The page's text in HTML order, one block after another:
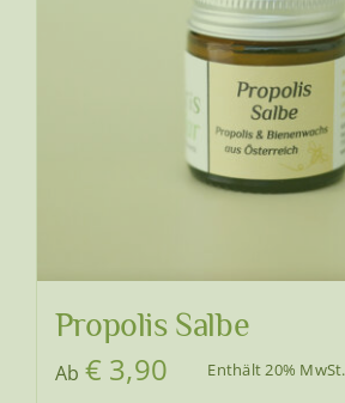
Propolis Salbe
Ab € 3,90 Enthält 20% MwSt.